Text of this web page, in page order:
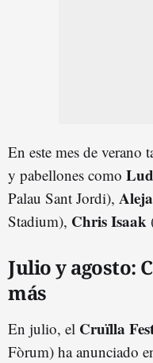
En este mes de verano
y pabellones como
Palau Sant Jordi),
Stadium), Chris Isaak
Julio y agosto:
más
En julio, el Cruïlla
Fòrum) ha anunciado